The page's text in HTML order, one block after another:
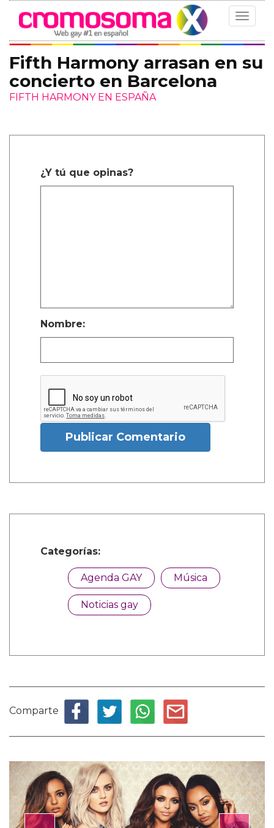
Toggle
Fifth Harmony arrasan en su
concierto en Barcelona
FIFTH HARMONY EN ESPAÑA
¿Y tú que opinas?
Nombre:
Publicar Comentario
Categorías:
Agenda GAY Música
Noticias gay
Comparte